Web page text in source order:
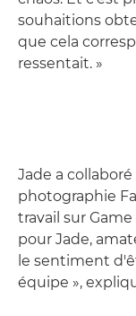
souhaitions
que cela
ressentait. »
Jade a
photographie
travail sur
pour Jade,
le sentiment
équipe »,